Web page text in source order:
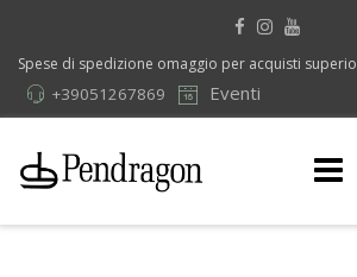
Spese di spedizione omaggio per acquisti
Eventi
+39051267869